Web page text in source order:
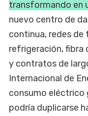
transformando en
nuevo centro de
continua, redes de
refrigeración, fibra
y contratos de
Internacional de
consumo eléctrico
podría duplicarse